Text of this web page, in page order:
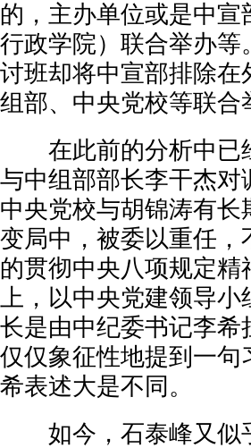
的，主办单位或是中
行政学院）联合举办
讨班却将中宣部排除
组部、中央党校等联
在此前的分析中已
与中组部部长李干杰
中央党校与胡锦涛有
变局中，被委以重任
的贯彻中央八项规定
上，以中央党建领导
长是由中纪委书记李
仅仅象征性地提到一
希表述大是不同。
如今，石泰峰又似